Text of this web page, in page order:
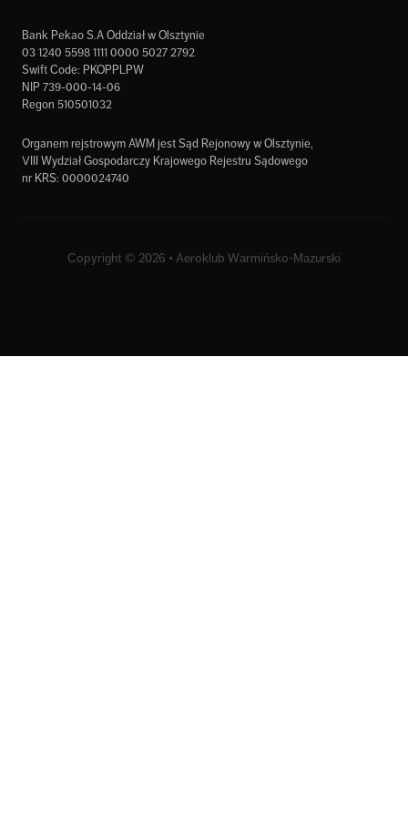
Bank Pekao S.A Oddział w Olsztynie
03 1240 5598 1111 0000 5027 2792
Swift Code: PKOPPLPW
NIP 739-000-14-06
Regon 510501032
Organem rejstrowym AWM jest Sąd Rejonowy w Olsztynie,
VIII Wydział Gospodarczy Krajowego Rejestru Sądowego
nr KRS: 0000024740
Copyright © 2026 • Aeroklub Warmińsko-Mazurski